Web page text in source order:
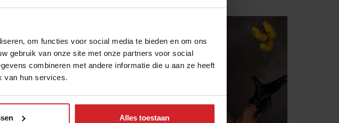
om functies voor social media te bieden en om ons
gebruik van onze site met onze partners voor social
combineren met andere informatie die u aan ze heeft
van hun services.
Alles toestaan